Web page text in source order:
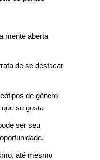
mente aberta
de se destacar
de gênero
se gosta
ser seu
até mesmo